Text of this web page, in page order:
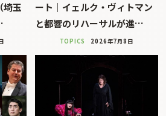
埼玉
ート｜イェルク・ヴィトマン
と都響のリハーサルが進…
TOPICS 2026年7月8日